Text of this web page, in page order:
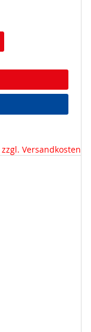
zzgl. Versandkosten